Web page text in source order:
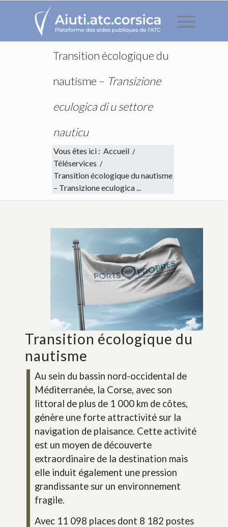
Transition écologique du
nautisme – Transizione
eculogica di u settore
nauticu
Vous êtes ici : Accueil /
Téléservices /
Transition écologique du nautisme
– Transizione eculogica ...
Transition écologique du
Transition écologique du
nautisme
Au sein du bassin nord-occidental de
Méditerranée, la Corse, avec son
littoral de plus de 1 000 km de côtes,
génère une forte attractivité sur la
navigation de plaisance. Cette activité
est un moyen de découverte
extraordinaire de la destination mais
elle induit également une pression
grandissante sur un environnement
fragile.
Avec 11 098 places dont 8 182 postes